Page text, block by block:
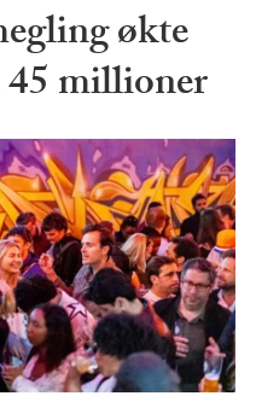
økte
millioner